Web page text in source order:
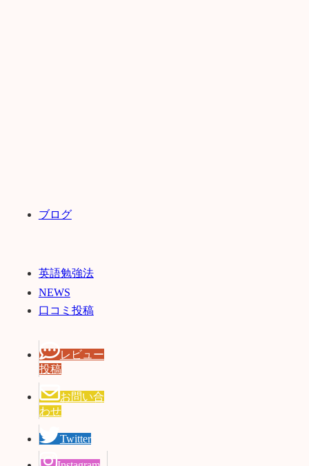
ブログ
英語勉強法
NEWS
口コミ投稿
レビュー
投稿
お問い合
わせ
Twitter